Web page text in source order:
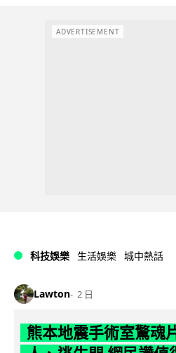
ADVERTISEMENT
科技娛樂 生活娛樂 城中熱話
Lawton 2 日
熊本地震手術室驚魂